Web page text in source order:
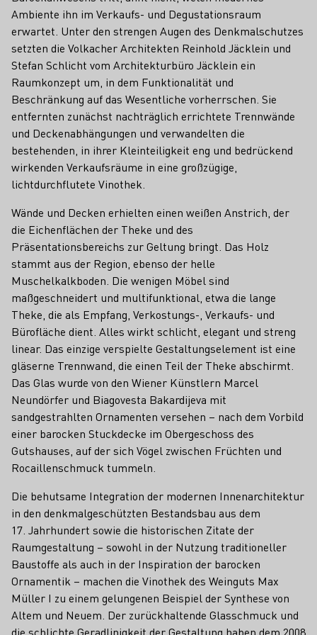
Ambiente ihn im Verkaufs- und Degustationsraum
erwartet. Unter den strengen Augen des Denkmalschutzes
setzten die Volkacher Architekten Reinhold Jäcklein und
Stefan Schlicht vom Architekturbüro Jäcklein ein
Raumkonzept um, in dem Funktionalität und
Beschränkung auf das Wesentliche vorherrschen. Sie
entfernten zunächst nachträglich errichtete Trennwände
und Deckenabhängungen und verwandelten die
bestehenden, in ihrer Kleinteiligkeit eng und bedrückend
wirkenden Verkaufsräume in eine großzügige,
lichtdurchflutete Vinothek.
Wände und Decken erhielten einen weißen Anstrich, der
die Eichenflächen der Theke und des
Präsentationsbereichs zur Geltung bringt. Das Holz
stammt aus der Region, ebenso der helle
Muschelkalkboden. Die wenigen Möbel sind
maßgeschneidert und multifunktional, etwa die lange
Theke, die als Empfang, Verkostungs-, Verkaufs- und
Bürofläche dient. Alles wirkt schlicht, elegant und streng
linear. Das einzige verspielte Gestaltungselement ist eine
gläserne Trennwand, die einen Teil der Theke abschirmt.
Das Glas wurde von den Wiener Künstlern Marcel
Neundörfer und Biagovesta Bakardijeva mit
sandgestrahlten Ornamenten versehen – nach dem Vorbild
einer barocken Stuckdecke im Obergeschoss des
Gutshauses, auf der sich Vögel zwischen Früchten und
Rocaillenschmuck tummeln.
Die behutsame Integration der modernen Innenarchitektur
in den denkmalgeschützten Bestandsbau aus dem
17. Jahrhundert sowie die historischen Zitate der
Raumgestaltung – sowohl in der Nutzung traditioneller
Baustoffe als auch in der Inspiration der barocken
Ornamentik – machen die Vinothek des Weinguts Max
Müller I zu einem gelungenen Beispiel der Synthese von
Altem und Neuem. Der zurückhaltende Glasschmuck und
die schlichte Geradlinigkeit der Gestaltung haben dem 2008